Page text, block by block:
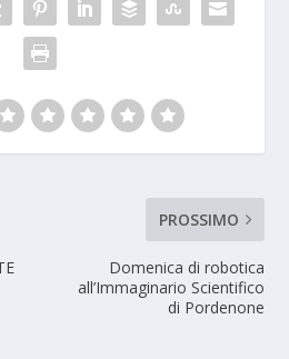
PROSSIMO
Domenica di robotica
all’Immaginario Scientifico
di Pordenone